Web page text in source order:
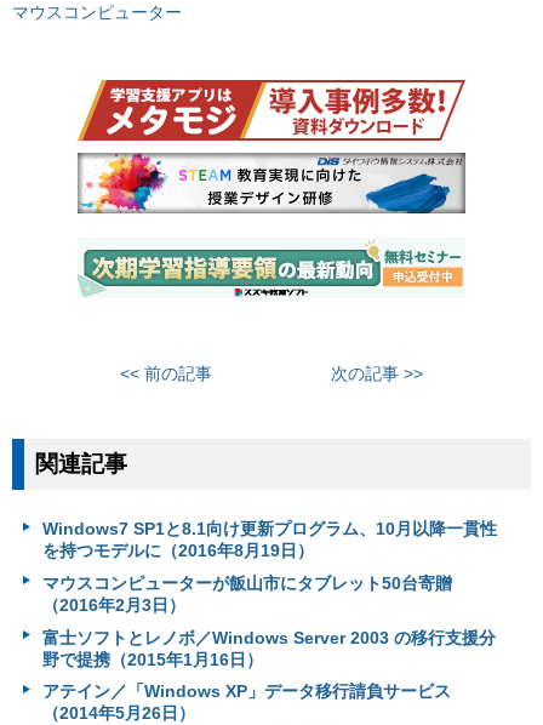
マウスコンピューター
<< 前の記事 次の記事 >>
関連記事
Windows7 SP1と8.1向け更新プログラム、10月以降一貫性
を持つモデルに（2016年8月19日）
マウスコンピューターが飯山市にタブレット50台寄贈
（2016年2月3日）
富士ソフトとレノボ／Windows Server 2003 の移行支援分
野で提携（2015年1月16日）
アテイン／「Windows XP」データ移行請負サービス
（2014年5月26日）